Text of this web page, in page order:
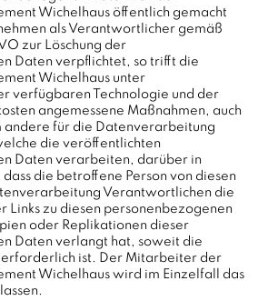
Wichelhaus öffentlich gemacht
als Verantwortlicher gemäß
zur Löschung der
Daten verpflichtet, so trifft die
Wichelhaus unter
verfügbaren Technologie und der
angemessene Maßnahmen, auch
andere für die Datenverarbeitung
die veröffentlichten
Daten verarbeiten, darüber in
dass die betroffene Person von diesen
Verantwortlichen die
Links zu diesen personenbezogenen
oder Replikationen dieser
Daten verlangt hat, soweit die
ist. Der Mitarbeiter der
Wichelhaus wird im Einzelfall das